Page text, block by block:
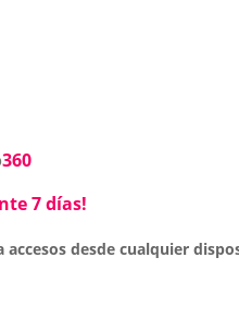
360
7 días!
accesos desde cualquier